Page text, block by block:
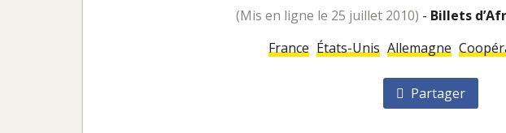
(mis en ligne le 25 juillet 2010) - Billets
France États-Unis Allemagne
Partager